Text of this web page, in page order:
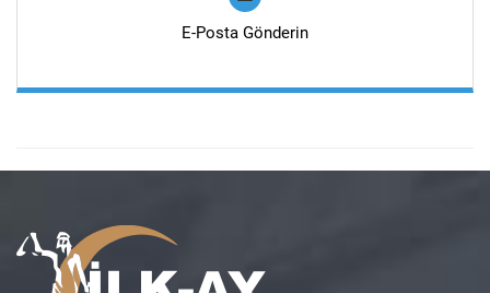
E-Posta Gönderin